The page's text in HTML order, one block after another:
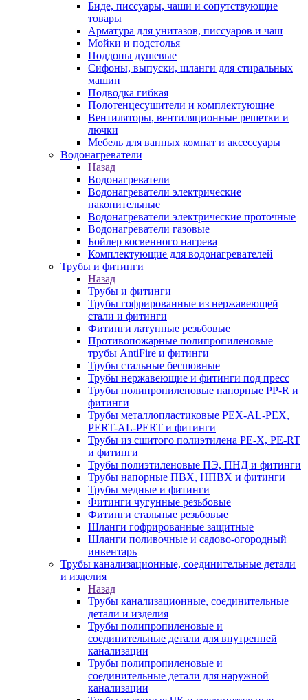
Биде, писсуары, чаши и сопутствующие
товары
Арматура для унитазов, писсуаров и чаш
Мойки и подстолья
Поддоны душевые
Сифоны, выпуски, шланги для стиральных
машин
Подводка гибкая
Полотенцесушители и комплектующие
Вентиляторы, вентиляционные решетки и
лючки
Мебель для ванных комнат и аксессуары
Водонагреватели
Назад
Водонагреватели
Водонагреватели электрические
накопительные
Водонагреватели электрические проточные
Водонагреватели газовые
Бойлер косвенного нагрева
Комплектующие для водонагревателей
Трубы и фитинги
Назад
Трубы и фитинги
Трубы гофрированные из нержавеющей
стали и фитинги
Фитинги латунные резьбовые
Противопожарные полипропиленовые
трубы AntiFire и фитинги
Трубы стальные бесшовные
Трубы нержавеющие и фитинги под пресс
Трубы полипропиленовые напорные PP-R и
фитинги
Трубы металлопластиковые PEX-AL-PEX,
PERT-AL-PERT и фитинги
Трубы из сшитого полиэтилена PE-X, PE-RT
и фитинги
Трубы полиэтиленовые ПЭ, ПНД и фитинги
Трубы напорные ПВХ, НПВХ и фитинги
Трубы медные и фитинги
Фитинги чугунные резьбовые
Фитинги стальные резьбовые
Шланги гофрированные защитные
Шланги поливочные и садово-огородный
инвентарь
Трубы канализационные, соединительные детали
и изделия
Назад
Трубы канализационные, соединительные
детали и изделия
Трубы полипропиленовые и
соединительные детали для внутренней
канализации
Трубы полипропиленовые и
соединительные детали для наружной
канализации